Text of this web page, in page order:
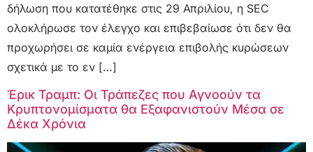
δήλωση που κατατέθηκε στις 29 Απριλίου, η SEC
ολοκλήρωσε τον έλεγχο και επιβεβαίωσε ότι δεν θα
προχωρήσει σε καμία ενέργεια επιβολής κυρώσεων
σχετικά με το εν […]
Έρικ Τραμπ: Οι Τράπεζες που Αγνοούν τα
Κρυπτονομίσματα θα Εξαφανιστούν Μέσα σε
Δέκα Χρόνια